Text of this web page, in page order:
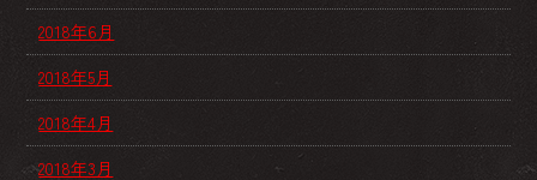
2018年6月
2018年5月
2018年4月
2018年3月